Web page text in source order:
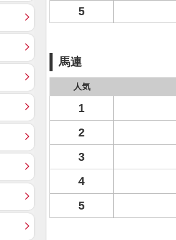
5
馬連
人気
1
2
3
4
5